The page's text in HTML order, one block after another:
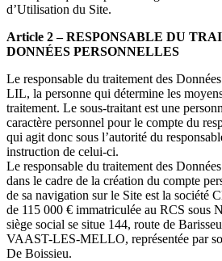
d’Utilisation du Site.
Article 2 – RESPONSABLE DU
DONNÉES PERSONNELLES
Le responsable du traitement des
LIL, la personne qui détermine les
traitement. Le sous-traitant est une
caractère personnel pour le compte du
qui agit donc sous l’autorité du
instruction de celui-ci.
Le responsable du traitement des
dans le cadre de la création du compte
de sa navigation sur le Site est la société
de 115 000 € immatriculée au RCS sous
siège social se situe 144, route de
VAAST-LES-MELLO, représentée par
De Boissieu.